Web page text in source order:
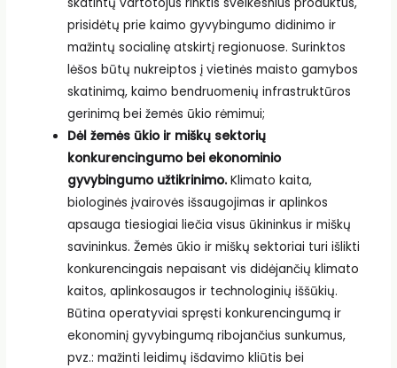
skatintų vartotojus rinktis sveikesnius produktus,
prisidėtų prie kaimo gyvybingumo didinimo ir
mažintų socialinę atskirtį regionuose. Surinktos
lėšos būtų nukreiptos į vietinės maisto gamybos
skatinimą, kaimo bendruomenių infrastruktūros
gerinimą bei žemės ūkio rėmimui;
Dėl žemės ūkio ir miškų sektorių
konkurencingumo bei ekonominio
gyvybingumo užtikrinimo.Klimato kaita,
biologinės įvairovės išsaugojimas ir aplinkos
apsauga tiesiogiai liečia visus ūkininkus ir miškų
savininkus. Žemės ūkio ir miškų sektoriai turi išlikti
konkurencingais nepaisant vis didėjančių klimato
kaitos, aplinkosaugos ir technologinių iššūkių.
Būtina operatyviai spręsti konkurencingumą ir
ekonominį gyvybingumą ribojančius sunkumus,
pvz.: mažinti leidimų išdavimo kliūtis bei